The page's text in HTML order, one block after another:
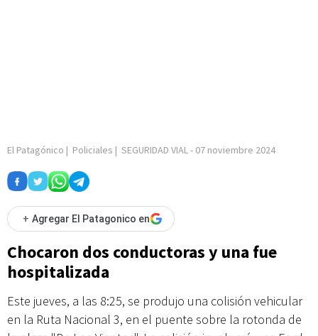
El Patagónico | Policiales | SEGURIDAD VIAL- 07 noviembre 2024
+ Agregar El Patagonico en
Chocaron dos conductoras y una fue
hospitalizada
Este jueves, a las 8:25, se produjo una colisión vehicular
en la Ruta Nacional 3, en el puente sobre la rotonda de